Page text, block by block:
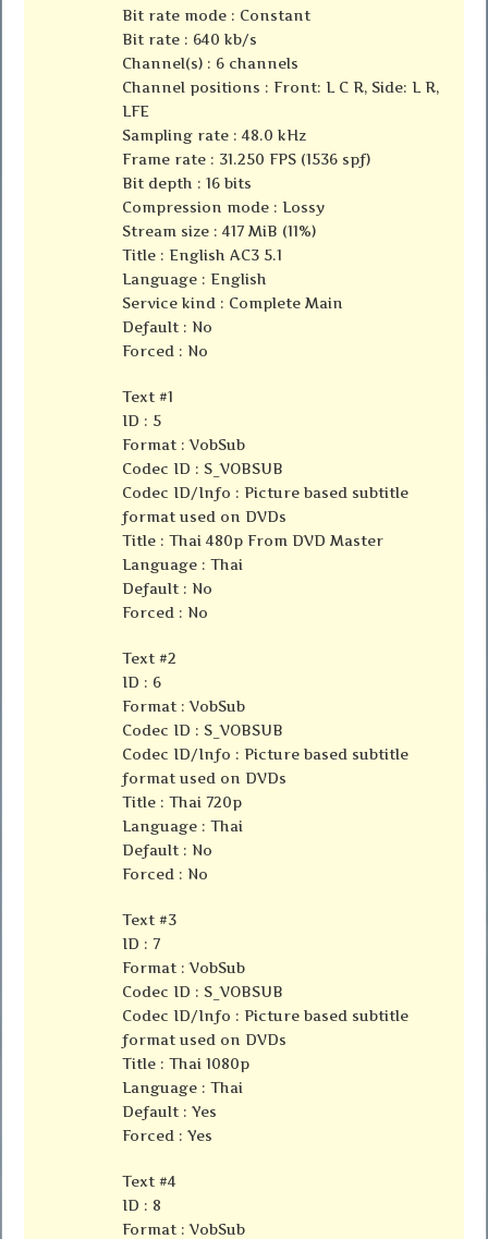
Bit rate mode : Constant
Bit rate : 640 kb/s
Channel(s) : 6 channels
Channel positions : Front: L C R, Side: L R,
LFE
Sampling rate : 48.0 kHz
Frame rate : 31.250 FPS (1536 spf)
Bit depth : 16 bits
Compression mode : Lossy
Stream size : 417 MiB (11%)
Title : English AC3 5.1
Language : English
Service kind : Complete Main
Default : No
Forced : No
Text #1
ID : 5
Format : VobSub
Codec ID : S_VOBSUB
Codec ID/Info : Picture based subtitle
format used on DVDs
Title : Thai 480p From DVD Master
Language : Thai
Default : No
Forced : No
Text #2
ID : 6
Format : VobSub
Codec ID : S_VOBSUB
Codec ID/Info : Picture based subtitle
format used on DVDs
Title : Thai 720p
Language : Thai
Default : No
Forced : No
Text #3
ID : 7
Format : VobSub
Codec ID : S_VOBSUB
Codec ID/Info : Picture based subtitle
format used on DVDs
Title : Thai 1080p
Language : Thai
Default : Yes
Forced : Yes
Text #4
ID : 8
Format : VobSub